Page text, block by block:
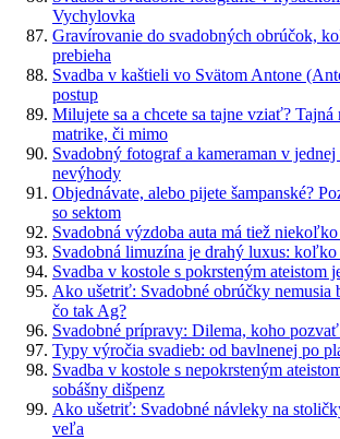
Vychylovka
Gravírovanie do svadobných obrúčok,
prebieha
Svadba v kaštieli vo Svätom Antone
postup
Milujete sa a chcete sa tajne vziať? Tajná
matrike, či mimo
Svadobný fotograf a kameraman v
nevýhody
Objednávate, alebo pijete šampanské?
so sektom
Svadobná výzdoba auta má tiež
Svadobná limuzína je drahý luxus:
Svadba v kostole s pokrsteným ateistom
Ako ušetriť: Svadobné obrúčky nemusia
čo tak Ag?
Svadobné prípravy: Dilema, koho pozvať
Typy výročia svadieb: od bavlnenej po
Svadba v kostole s nepokrsteným
sobášny dišpenz
Ako ušetriť: Svadobné návleky na
veľa